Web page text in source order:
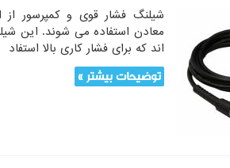
شیلنگ فشار قوی و کمپرسور از
معادن استفاده می شوند. این
اند که برای فشار کاری بالا استفاد
توضیحات بیشتر »